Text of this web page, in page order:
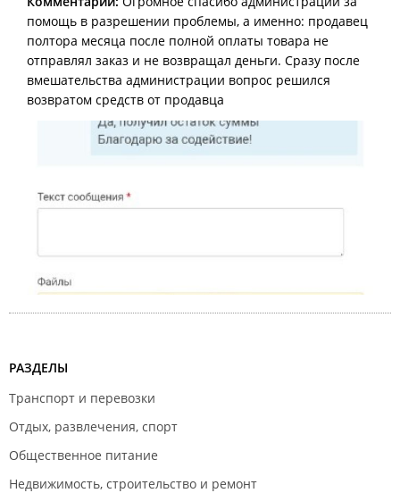
помощь в разрешении проблемы, а именно: продавец
полтора месяца после полной оплаты товара не
отправлял заказ и не возвращал деньги. Сразу после
вмешательства администрации вопрос решился
возвратом средств от продавца
РАЗДЕЛЫ
Транспорт и перевозки
Отдых, развлечения, спорт
Общественное питание
Недвижимость, строительство и ремонт